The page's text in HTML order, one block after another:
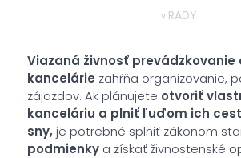
v RADY
Viazaná živnosť prevádzkovanie
kancelárie zahŕňa organizovanie,
zájazdov. Ak plánujete otvoriť
kanceláriu a plniť ľuďom ich
sny,je potrebné splniť zákonom
podmienkya získať živnostenské